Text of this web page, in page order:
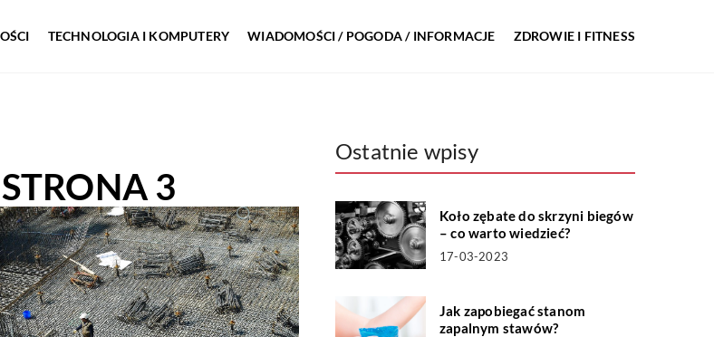
TECHNOLOGIA I KOMPUTERY WIADOMOŚCI / POGODA / INFORMACJE ZDROWIE I FITNESS
3
Ostatnie wpisy
Koło zębate do skrzyni biegów
– co warto wiedzieć?
17-03-2023
Jak zapobiegać stanom
zapalnym stawów?